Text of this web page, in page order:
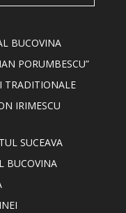
BUCOVINA
PORUMBESCU”
TRADITIONALE
IRIMESCU
SUCEAVA
BUCOVINA